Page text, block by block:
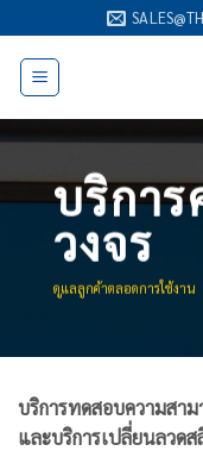
ไป
เนื้อหา
บริกา
วงจร
ดูแลลูกค้าตลอดการใช้งาน
บริการทดสอบความสาม
และบริการเปลี่ยนลวดส